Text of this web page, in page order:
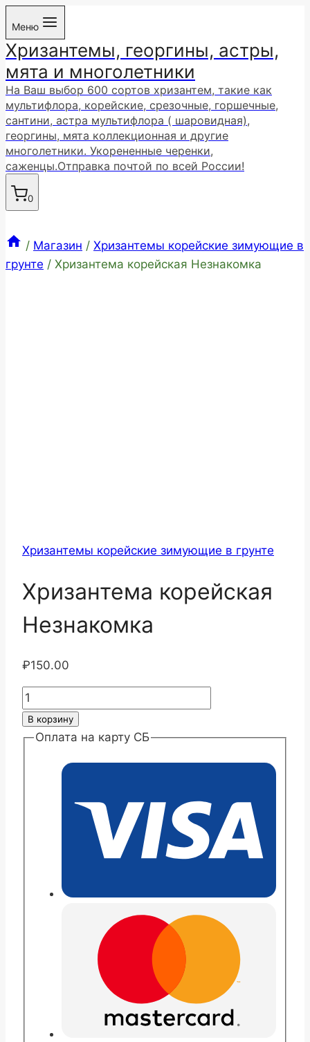
Перейти
содержимому
Меню
Хризантемы, георгины, астры,
мята и многолетники
На Ваш выбор 600 сортов хризантем, такие как
мультифлора, корейские, срезочные, горшечные,
сантини, астра мультифлора ( шаровидная),
георгины, мята коллекционная и другие
многолетники. Укорененные черенки,
саженцы.Отправка почтой по всей России!
0
/ Магазин / Хризантемы корейские зимующие в
грунте / Хризантема корейская Незнакомка
Хризантемы корейские зимующие в грунте
Хризантема корейская
Незнакомка
₽150.00
Количество
товара
Хризантема
Незнакомка
В корзину
Оплата на карту СБ